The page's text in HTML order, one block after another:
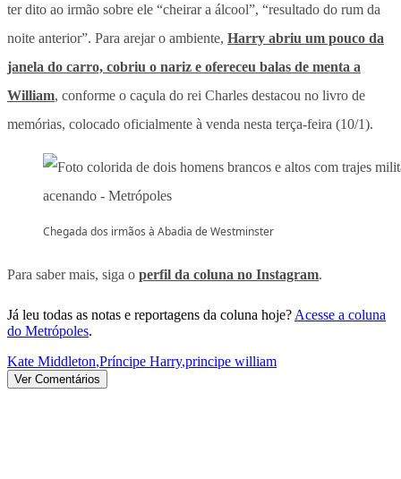
ter dito ao irmão sobre ele “cheirar a álcool”, “resultado do rum da
noite anterior”. Para arejar o ambiente, Harry abriu um pouco da
janela do carro, cobriu o nariz e ofereceu balas de menta a
William, conforme o caçula do rei Charles destacou no livro de
memórias, colocado oficialmente à venda nesta terça-feira (10/1).
Chegada dos irmãos à Abadia de Westminster
Para saber mais, siga o perfil da coluna no Instagram.
Já leu todas as notas e reportagens da coluna hoje? Acesse a coluna
do Metrópoles.
Kate Middleton,Príncipe Harry,principe william
Ver Comentários